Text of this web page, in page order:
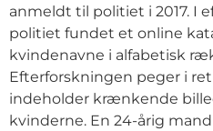
anmeldt til politiet i 2017. I
politiet fundet et online
kvindenavne i alfabetisk
Efterforskningen peger i
indeholder krænkende
kvinderne. En 24-årig mand